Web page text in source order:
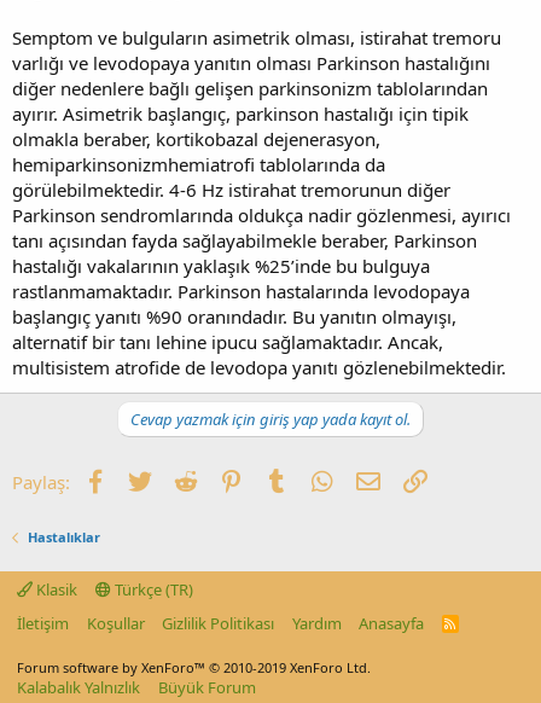
Semptom ve bulguların asimetrik olması, istirahat tremoru
varlığı ve levodopaya yanıtın olması Parkinson hastalığını
diğer nedenlere bağlı gelişen parkinsonizm tablolarından
ayırır. Asimetrik başlangıç, parkinson hastalığı için tipik
olmakla beraber, kortikobazal dejenerasyon,
hemiparkinsonizmhemiatrofi tablolarında da
görülebilmektedir. 4-6 Hz istirahat tremorunun diğer
Parkinson sendromlarında oldukça nadir gözlenmesi, ayırıcı
tanı açısından fayda sağlayabilmekle beraber, Parkinson
hastalığı vakalarının yaklaşık %25’inde bu bulguya
rastlanmamaktadır. Parkinson hastalarında levodopaya
başlangıç yanıtı %90 oranındadır. Bu yanıtın olmayışı,
alternatif bir tanı lehine ipucu sağlamaktadır. Ancak,
multisistem atrofide de levodopa yanıtı gözlenebilmektedir.
Cevap yazmak için giriş yap yada kayıt ol.
Paylaş: Facebook
TwitterReddit PinterestTumblrWhatsApp
E-postaLink
Hastalıklar
Klasik
Türkçe (TR)
İletişim
Koşullar Gizlilik Politikası Yardım Anasayfa
R
Forum software by XenForo™ © 2010-2019 XenForo Ltd.
Kalabalık Yalnızlık Büyük Forum